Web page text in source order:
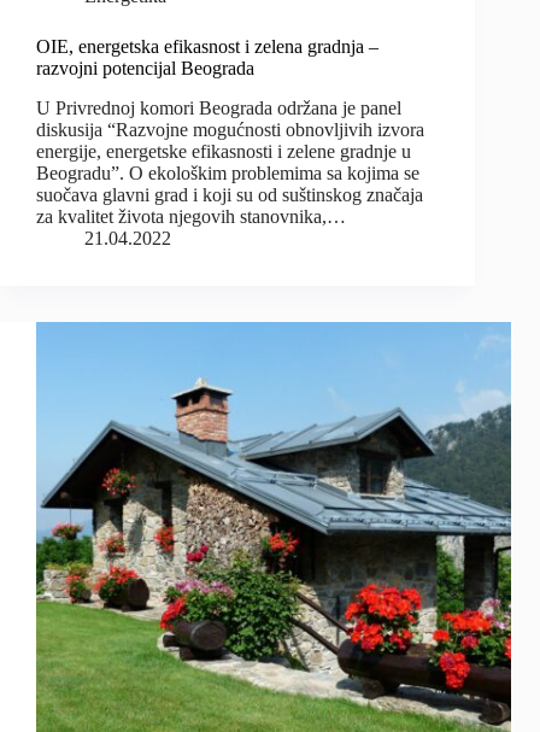
OIE, energetska efikasnost i zelena gradnja –
razvojni potencijal Beograda
U Privrednoj komori Beograda održana je panel
diskusija “Razvojne mogućnosti obnovljivih izvora
energije, energetske efikasnosti i zelene gradnje u
Beogradu”. O ekološkim problemima sa kojima se
suočava glavni grad i koji su od suštinskog značaja
za kvalitet života njegovih stanovnika,…
21.04.2022